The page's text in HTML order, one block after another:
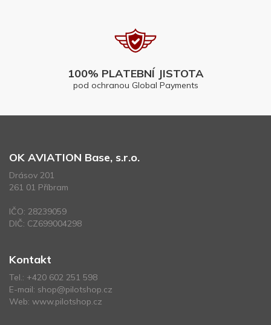
100% PLATEBNÍ JISTOTA
pod ochranou Global Payments
OK AVIATION Base, s.r.o.
Drásov 201
261 01 Příbram
IČO: 28239059
DIČ: CZ699004298
Kontakt
Tel.: +420 602 251 598
E-mail: shop@pilotshop.cz
Web: www.pilotshop.cz